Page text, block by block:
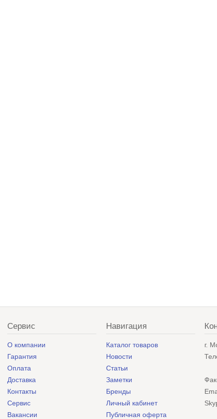
Сервис
О компании
Гарантия
Оплата
Доставка
Контакты
Сервис
Вакансии
Навигация
Каталог товаров
Новости
Статьи
Заметки
Бренды
Личный кабинет
Публичная оферта
г.